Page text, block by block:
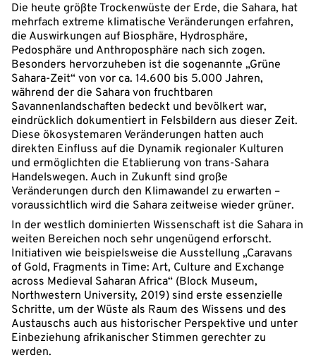
Die heute größte Trockenwüste der Erde, die Sahara, hat
mehrfach extreme klimatische Veränderungen erfahren,
die Auswirkungen auf Biosphäre, Hydrosphäre,
Pedosphäre und Anthroposphäre nach sich zogen.
Besonders hervorzuheben ist die sogenannte „Grüne
Sahara-Zeit“ von vor ca. 14.600 bis 5.000 Jahren,
während der die Sahara von fruchtbaren
Savannenlandschaften bedeckt und bevölkert war,
eindrücklich dokumentiert in Felsbildern aus dieser Zeit.
Diese ökosystemaren Veränderungen hatten auch
direkten Einfluss auf die Dynamik regionaler Kulturen
und ermöglichten die Etablierung von trans-Sahara
Handelswegen. Auch in Zukunft sind große
Veränderungen durch den Klimawandel zu erwarten –
voraussichtlich wird die Sahara zeitweise wieder grüner.
In der westlich dominierten Wissenschaft ist die Sahara in
weiten Bereichen noch sehr ungenügend erforscht.
Initiativen wie beispielsweise die Ausstellung „Caravans
of Gold, Fragments in Time: Art, Culture and Exchange
across Medieval Saharan Africa“ (Block Museum,
Northwestern University, 2019) sind erste essenzielle
Schritte, um der Wüste als Raum des Wissens und des
Austauschs auch aus historischer Perspektive und unter
Einbeziehung afrikanischer Stimmen gerechter zu
werden.